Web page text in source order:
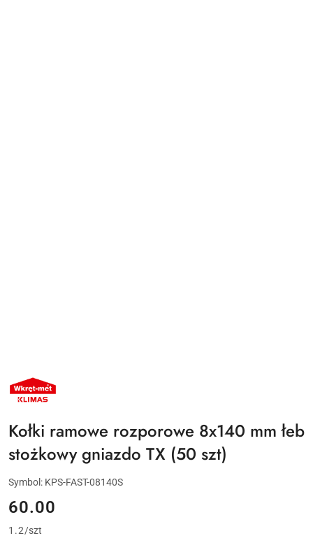
NAZWA
PRODUCENTA:
KLIMAS
Kołki ramowe rozporowe 8x140 mm łeb
stożkowy gniazdo TX (50 szt)
Symbol: KPS-FAST-08140S
cena:
60.00
1.2/szt